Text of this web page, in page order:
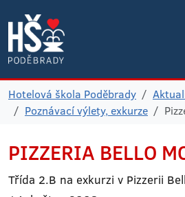
Hotelová škola Poděbrady
Poznávací výlety, exkurze
PIZZERIA BELLO
Třída 2.B na exkurzi v Pizzerii